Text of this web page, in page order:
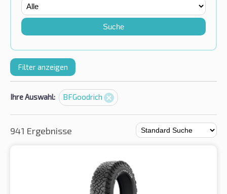
Suche
Filter anzeigen
Ihre Auswahl: BFGoodrich
941 Ergebnisse